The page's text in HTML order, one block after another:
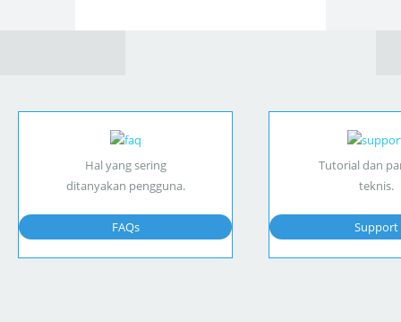
Hal yang sering
ditanyakan pengguna.
FAQs
Tutorial dan
teknis.
Support